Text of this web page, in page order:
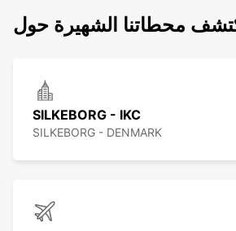
SILKEBORG - IKC
SILKEBORG - DENMARK